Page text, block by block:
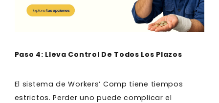
Paso 4: Lleva Control De Todos Los Plazos
El sistema de Workers’ Comp tiene tiempos
estrictos. Perder uno puede complicar el